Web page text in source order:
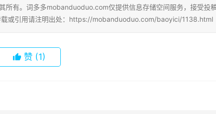
所有。词多多mobanduoduo.com仅提供信息存储空间服务，接受投
载或引用请注明出处：https://mobanduoduo.com/baoyici/1138.html
赞 (1)